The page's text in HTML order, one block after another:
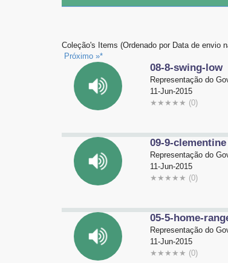
Coleção's Items (Ordenado por Data de envio
Próximo »*
08-8-swing-low
Representação do
11-Jun-2015
★ ★ ★ ★ ★ (0)
09-9-clementine
Representação do
11-Jun-2015
★ ★ ★ ★ ★ (0)
05-5-home-
Representação do
11-Jun-2015
★ ★ ★ ★ ★ (0)